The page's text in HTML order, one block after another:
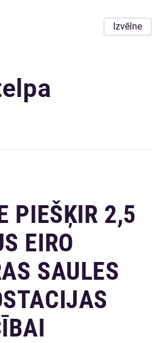
Izvēlne
PIEŠĶIR 2,5
EIRO
SAULES